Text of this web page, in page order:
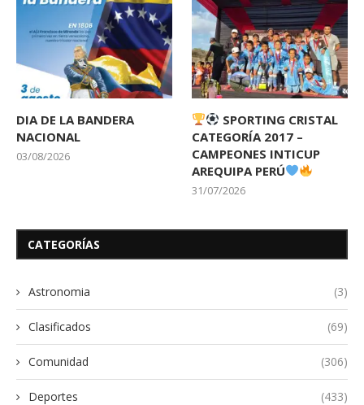
DIA DE LA BANDERA
NACIONAL
03/08/2026
SPORTING CRISTAL
CATEGORÍA 2017 –
CAMPEONES INTICUP
AREQUIPA PERÚ
31/07/2026
CATEGORÍAS
Astronomia (3)
Clasificados (69)
Comunidad (306)
Deportes (433)